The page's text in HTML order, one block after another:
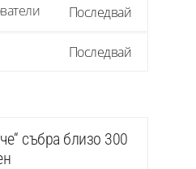
Последвай
Последвай
събра близо 300